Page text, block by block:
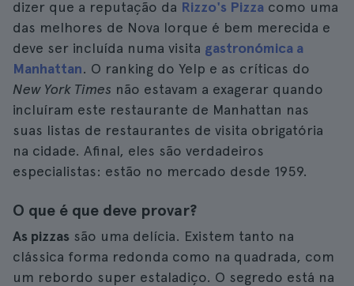
dizer que a reputação da Rizzo's Pizza como uma
das melhores de Nova Iorque é bem merecida e
deve ser incluída numa visita gastronómica a
Manhattan. O ranking do Yelp e as críticas do
New York Times não estavam a exagerar quando
incluíram este restaurante de Manhattan nas
suas listas de restaurantes de visita obrigatória
na cidade. Afinal, eles são verdadeiros
especialistas: estão no mercado desde 1959.
O que é que deve provar?
As pizzas são uma delícia. Existem tanto na
clássica forma redonda como na quadrada, com
um rebordo super estaladiço. O segredo está na